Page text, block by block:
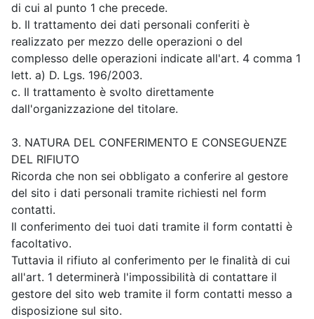
di cui al punto 1 che precede.
b. Il trattamento dei dati personali conferiti è
realizzato per mezzo delle operazioni o del
complesso delle operazioni indicate all'art. 4 comma 1
lett. a) D. Lgs. 196/2003.
c. Il trattamento è svolto direttamente
dall'organizzazione del titolare.
3. NATURA DEL CONFERIMENTO E CONSEGUENZE
DEL RIFIUTO
Ricorda che non sei obbligato a conferire al gestore
del sito i dati personali tramite richiesti nel form
contatti.
Il conferimento dei tuoi dati tramite il form contatti è
facoltativo.
Tuttavia il rifiuto al conferimento per le finalità di cui
all'art. 1 determinerà l'impossibilità di contattare il
gestore del sito web tramite il form contatti messo a
disposizione sul sito.